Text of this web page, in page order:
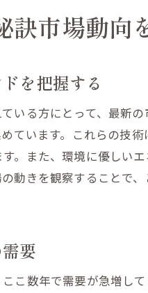
オーディオ機器の買取を
ラ買取を成功させるため
中古カメラの査定基準を学
高価買取を狙うカメラブ
カメラの買取時期を見極
東松島市のカメラ買取専
地元でのカメラ買取価格
製品のライフサイクルを考
中古市場の変動に対応す
市場動向
を把握する
いる方にとって、最新
ています。これらの技
。また、環境に優しい
動きを観察することで
要
こ数年で需要が急増し